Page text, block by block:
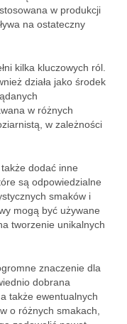
w produkcji
na ostateczny
kilka kluczowych ról.
działa jako środek
w różnych
w zależności
dodać inne
są odpowiedzialne
smaków i
mogą być używane
tworzenie unikalnych
znaczenie dla
dobrana
także ewentualnych
o różnych smakach,